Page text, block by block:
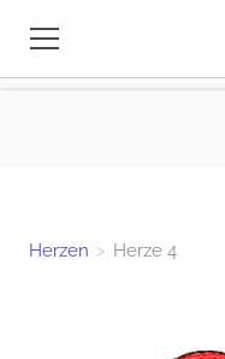
Herzen > Herze 4